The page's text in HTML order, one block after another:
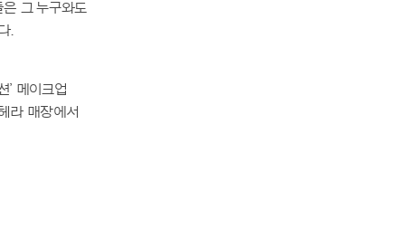
그 누구와도
.
’ 메이크업
라 매장에서